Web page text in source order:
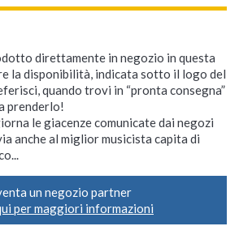
direttamente in negozio in questa
la disponibilità, indicata sotto il logo del
quando trovi in “pronta consegna”
prenderlo!
le giacenze comunicate dai negozi
anche al miglior musicista capita di
un negozio partner
per maggiori informazioni